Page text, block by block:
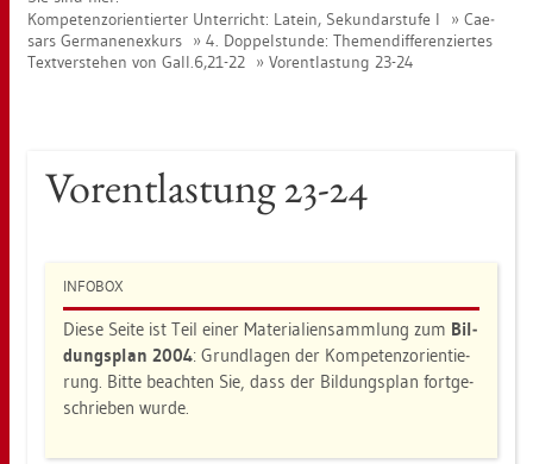
Kom­pe­tenz­ori­en­tier­ter Un­ter­richt: La­tein, Se­kun­dar­stu­fe I
Cae­
sars Ger­ma­nen­ex­kurs
4. Dop­pel­stun­de: The­men­dif­fe­ren­zier­tes
Text­ver­ste­hen von Gall.6,21-22
Vor­ent­las­tung 23-24
Vor­ent­las­tung 23-24
IN­FO­BOX
Diese Seite ist Teil einer Ma­te­ria­li­en­samm­lung zum Bil­
dungs­plan 2004: Grund­la­gen der Kom­pe­tenz­ori­en­tie­
rung. Bitte be­ach­ten Sie, dass der Bil­dungs­plan fort­ge­
schrie­ben wurde.